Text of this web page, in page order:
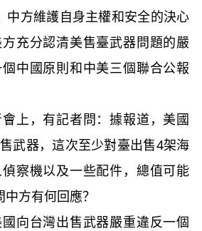
中方維護自身主權和安全的決心
充分認清美售臺武器問題的嚴
中國原則和中美三個聯合公報
，有記者問：據報道，美國
武器，這次至少對臺出售4架海
偵察機以及一些配件，總值可能
方有何回應？
台灣出售武器嚴重違反一個